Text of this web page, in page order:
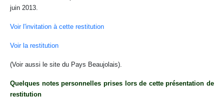
juin 2013.
Voir l'invitation à cette restitution
Voir la restitution
(Voir aussi le site du Pays Beaujolais).
Quelques notes personnelles prises lors de cette présentation de
restitution